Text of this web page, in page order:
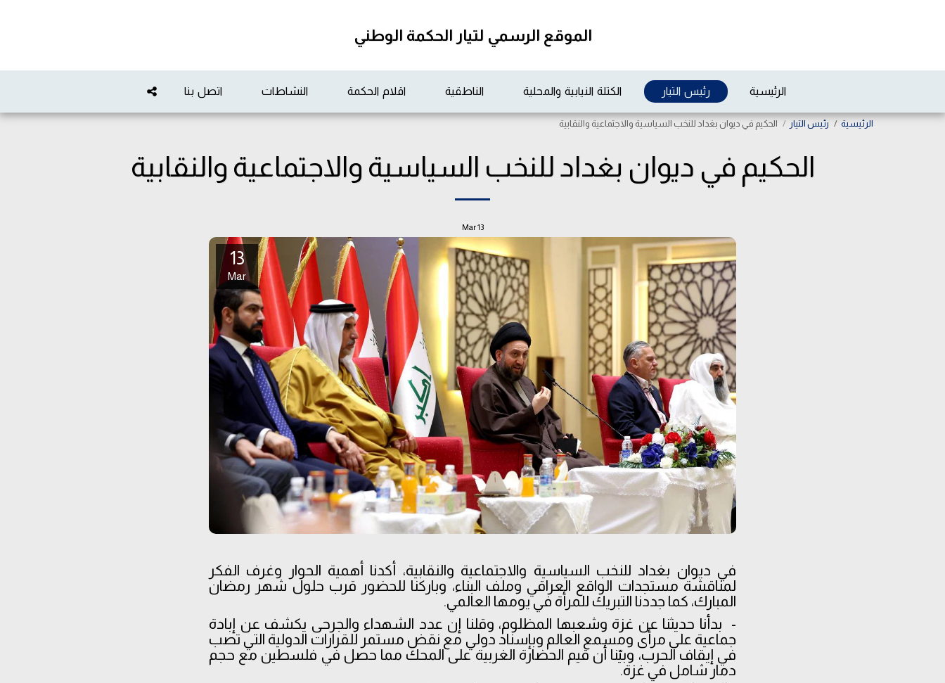
الموقع الرسمي لتيار الحكمة الوطني
الرئيسية رئيس التيار الكتلة النيابية والمحلية الناطقية اقلام الحكمة النشاطات اتصل بنا
الرئيسية رئيس التيار الحكيم في ديوان بغداد للنخب السياسية والاجتماعية والنقابية
الحكيم في ديوان بغداد للنخب السياسية والاجتماعية والنقابية
13
Mar
13
Mar
في ديوان بغداد للنخب السياسية والاجتماعية والنقابية، أكدنا أهمية الحوار وغرف الفكر
لمناقشة مستجدات الواقع العراقي وملف البناء، وباركنا للحضور قرب حلول شهر رمضان
المبارك، كما جددنا التبريك للمرأة في يومها العالمي.
- بدأنا حديثنا عن غزة وشعبها المظلوم، وقلنا إن عدد الشهداء والجرحى يكشف عن إبادة
جماعية على مرأى ومسمع العالم وبإسناد دولي مع نقض مستمر للقرارات الدولية التي تصب
في إيقاف الحرب، وبيّنا أن قيم الحضارة الغربية على المحك مما حصل في فلسطين مع حجم
دمار شامل في غزة.